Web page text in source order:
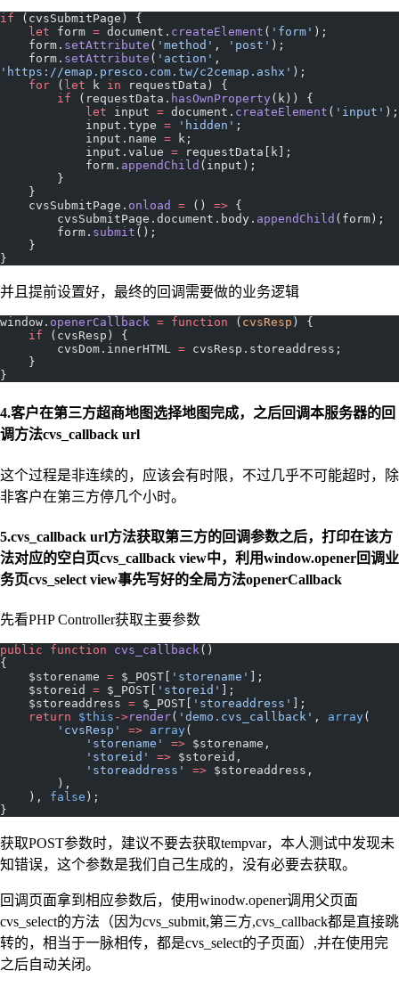
if (cvsSubmitPage) {
    let
form = document. createElement ( 'form' );
    form.
setAttribute ( 'method' , 'post' );
    form.
setAttribute ( 'action'
'https://emap.presco.com.tw/c2cemap.ashx' );
    for
( let k in requestData) {
        if
(requestData. hasOwnProperty(k)) {
            let
input = document. createElement ( 'input' );
            input.type
= 'hidden' ;
            input.name
= k;
            input.value
= requestData[k];
            form.
appendChild (input);
        }
    }
    cvsSubmitPage.
onload = () => {
        cvsSubmitPage.document.body.
appendChild (form);
        form.
submit ();
    }
}
并且提前设置好，最终的回调需要做的业务逻辑
window. openerCallback = function ( cvsResp ) {
    if
(cvsResp) {
        cvsDom.innerHTML
= cvsResp.storeaddress;
    }
}
4.客户在第三方超商地图选择地图完成，之后回调本服务器的回
调方法cvs_callback url
这个过程是非连续的，应该会有时限，不过几乎不可能超时，除
非客户在第三方停几个小时。
5.cvs_callback url方法获取第三方的回调参数之后，打印在该方
法对应的空白页cvs_callback view中，利用window.opener回调业
务页cvs_select view事先写好的全局方法openerCallback
先看PHP Controller获取主要参数
public function cvs_callback()
{
    $storename
= $_POST[ 'storename'
];
    $storeid
= $_POST[ 'storeid'
];
    $storeaddress
= $_POST[ 'storeaddress'
];
    return
$this ->render( 'demo.cvs_callback' , array(
        'cvsResp'
=> array(
            'storename'
=> $storename,
            'storeid'
=> $storeid,
            'storeaddress'
=> $storeaddress,
        ),
    ),
false );
}
获取POST参数时，建议不要去获取tempvar，本人测试中发现未
知错误，这个参数是我们自己生成的，没有必要去获取。
回调页面拿到相应参数后，使用winodw.opener调用父页面
cvs_select的方法（因为cvs_submit,第三方,cvs_callback都是直接跳
转的，相当于一脉相传，都是cvs_select的子页面）,并在使用完
之后自动关闭。